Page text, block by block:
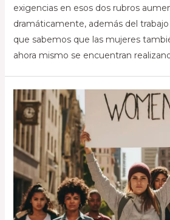
exigencias en esos dos rubros
dramáticamente, además del
que sabemos que las mujeres
ahora mismo se encuentran